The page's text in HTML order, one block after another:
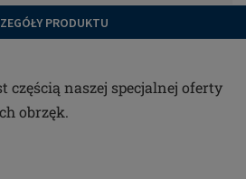
PRODUKTU
częścią naszej specjalnej oferty
obrzęk.